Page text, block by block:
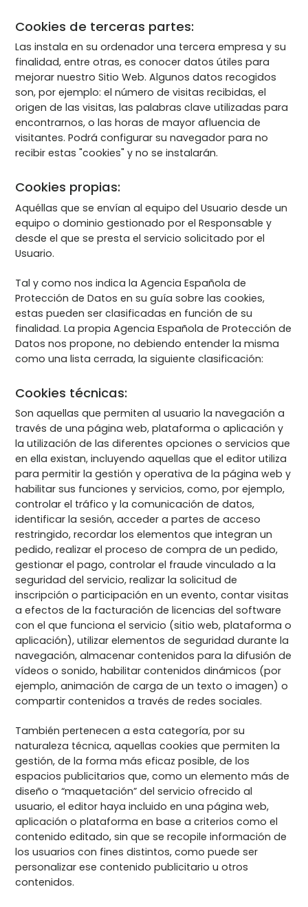
Cookies de terceras partes:
Las instala en su ordenador una tercera empresa y su
finalidad, entre otras, es conocer datos útiles para
mejorar nuestro Sitio Web. Algunos datos recogidos
son, por ejemplo: el número de visitas recibidas, el
origen de las visitas, las palabras clave utilizadas para
encontrarnos, o las horas de mayor afluencia de
visitantes. Podrá configurar su navegador para no
recibir estas "cookies" y no se instalarán.
Cookies propias:
Aquéllas que se envían al equipo del Usuario desde un
equipo o dominio gestionado por el Responsable y
desde el que se presta el servicio solicitado por el
Usuario.
Tal y como nos indica la Agencia Española de
Protección de Datos en su guía sobre las cookies,
estas pueden ser clasificadas en función de su
finalidad. La propia Agencia Española de Protección de
Datos nos propone, no debiendo entender la misma
como una lista cerrada, la siguiente clasificación:
Cookies técnicas:
Son aquellas que permiten al usuario la navegación a
través de una página web, plataforma o aplicación y
la utilización de las diferentes opciones o servicios que
en ella existan, incluyendo aquellas que el editor utiliza
para permitir la gestión y operativa de la página web y
habilitar sus funciones y servicios, como, por ejemplo,
controlar el tráfico y la comunicación de datos,
identificar la sesión, acceder a partes de acceso
restringido, recordar los elementos que integran un
pedido, realizar el proceso de compra de un pedido,
gestionar el pago, controlar el fraude vinculado a la
seguridad del servicio, realizar la solicitud de
inscripción o participación en un evento, contar visitas
a efectos de la facturación de licencias del software
con el que funciona el servicio (sitio web, plataforma o
aplicación), utilizar elementos de seguridad durante la
navegación, almacenar contenidos para la difusión de
vídeos o sonido, habilitar contenidos dinámicos (por
ejemplo, animación de carga de un texto o imagen) o
compartir contenidos a través de redes sociales.
También pertenecen a esta categoría, por su
naturaleza técnica, aquellas cookies que permiten la
gestión, de la forma más eficaz posible, de los
espacios publicitarios que, como un elemento más de
diseño o “maquetación” del servicio ofrecido al
usuario, el editor haya incluido en una página web,
aplicación o plataforma en base a criterios como el
contenido editado, sin que se recopile información de
los usuarios con fines distintos, como puede ser
personalizar ese contenido publicitario u otros
contenidos.